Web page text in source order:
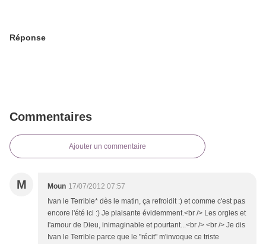
Réponse
Commentaires
Ajouter un commentaire
M Moun 17/07/2012 07:57
Ivan le Terrible* dès le matin, ça refroidit :) et comme c'est pas
encore l'été ici :) Je plaisante évidemment.<br /> Les orgies et
l'amour de Dieu, inimaginable et pourtant...<br /> <br /> Je dis
Ivan le Terrible parce que le "récit" m'invoque ce triste